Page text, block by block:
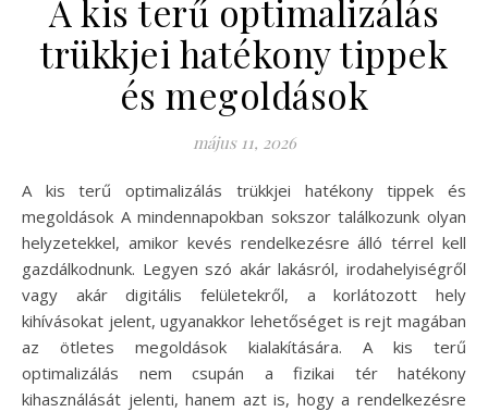
A kis terű optimalizálás
trükkjei hatékony tippek
és megoldások
május 11, 2026
A kis terű optimalizálás trükkjei hatékony tippek és
megoldások A mindennapokban sokszor találkozunk olyan
helyzetekkel, amikor kevés rendelkezésre álló térrel kell
gazdálkodnunk. Legyen szó akár lakásról, irodahelyiségről
vagy akár digitális felületekről, a korlátozott hely
kihívásokat jelent, ugyanakkor lehetőséget is rejt magában
az ötletes megoldások kialakítására. A kis terű
optimalizálás nem csupán a fizikai tér hatékony
kihasználását jelenti, hanem azt is, hogy a rendelkezésre